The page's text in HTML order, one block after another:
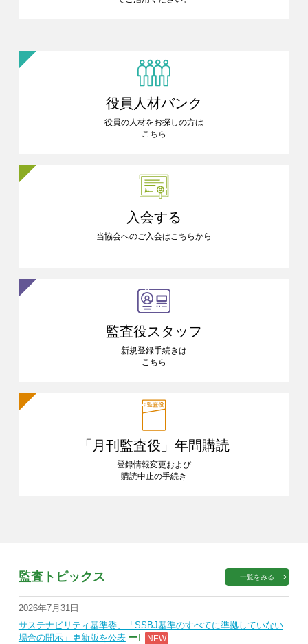
役員人材バンク
役員の人材をお探しの方は
こちら
入会する
当協会へのご入会はこちらから
監査役スタッフ
新規登録手続きは
こちら
「月刊監査役」 年間購読
登録情報変更および
購読中止の手続き
監査トピックス 一覧をみる
2026年7月31日
サステナビリティ基準委、「SSBJ基準のすべてに準拠していない
場合の開示」更新版を公表